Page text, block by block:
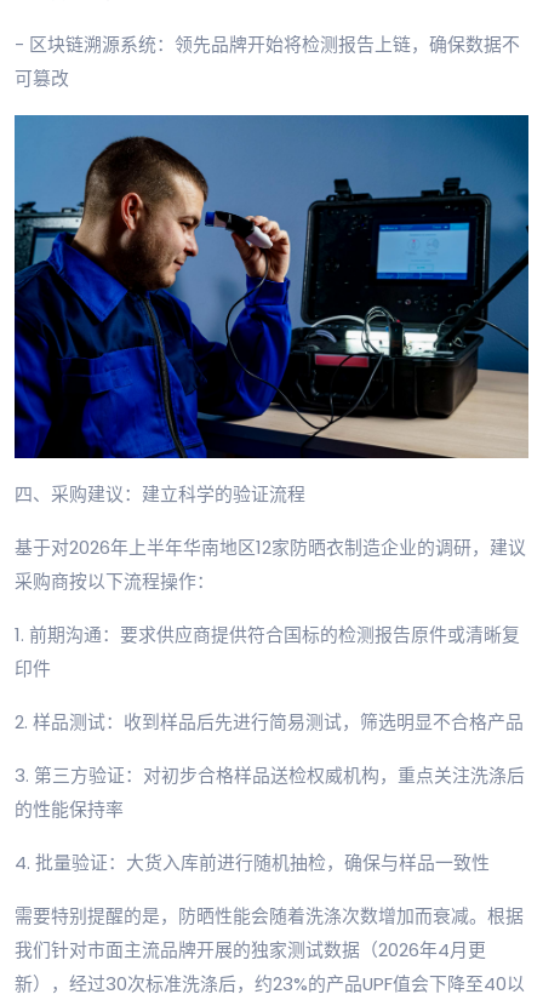
- 区块链溯源系统：领先品牌开始将检测报告上链，确保数据不
可篡改
四、采购建议：建立科学的验证流程
基于对2026年上半年华南地区12家防晒衣制造企业的调研，建议
采购商按以下流程操作：
1. 前期沟通：要求供应商提供符合国标的检测报告原件或清晰复
印件
2. 样品测试：收到样品后先进行简易测试，筛选明显不合格产品
3. 第三方验证：对初步合格样品送检权威机构，重点关注洗涤后
的性能保持率
4. 批量验证：大货入库前进行随机抽检，确保与样品一致性
需要特别提醒的是，防晒性能会随着洗涤次数增加而衰减。根据
我们针对市面主流品牌开展的独家测试数据（2026年4月更
新），经过30次标准洗涤后，约23%的产品UPF值会下降至40以